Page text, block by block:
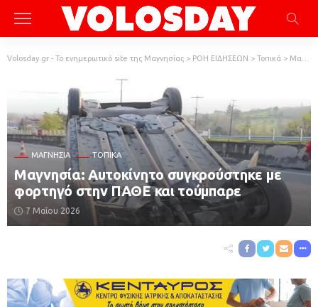
Volosday.gr - Το ενημερωτικό site της Μαγνησίας > ΡΟΗ ΕΙΔΗΣΕΩΝ > Τοπικά > Μαγνησία
ΜΑΓΝΗΣΊΑ ΤΟΠΙΚΆ
Μαγνησία: Αυτοκίνητο συγκρούστηκε με
φορτηγό στην ΠΑΘΕ και τούμπαρε
7 Μαΐου 2026